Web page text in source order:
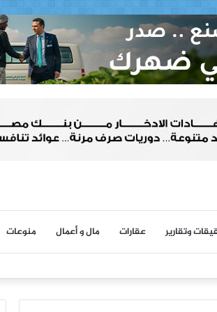
وتقارير عقارات مال و أعمال منوعات